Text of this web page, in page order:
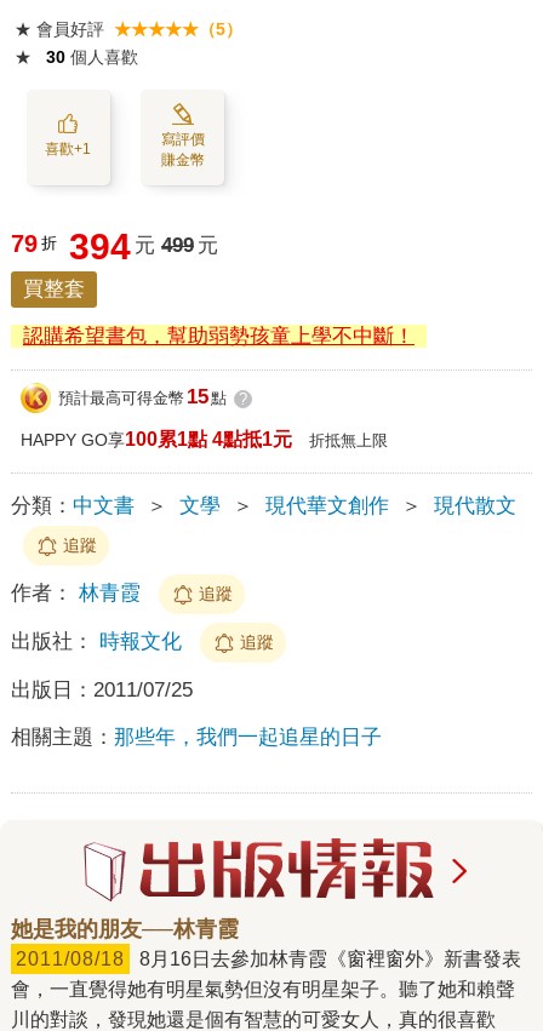
★ 會員好評 ★★★★★（5）
★
30 個人喜歡
喜歡+1
寫評價
賺金幣
79 折 394 元 499 元
買整套
認購希望書包，幫助弱勢孩童上學不中斷！
預計最高可得金幣 15點 ?
HAPPY GO享100累1點 4點抵1元 折抵無上限
分類： 中文書 ＞ 文學 ＞ 現代華文創作 ＞ 現代散文
追蹤
作者： 林青霞 追蹤
出版社： 時報文化 追蹤
出版日： 2011/07/25
相關主題： 那些年，我們一起追星的日子
她是我的朋友──林青霞
2011/08/18
會，一直覺得她有明星氣勢但沒有明星架子。聽了她和賴聲
川的對談，發現她還是個有智慧的可愛女人，真的很喜歡